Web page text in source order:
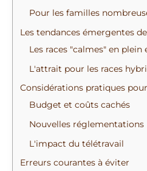
Pour les familles
Les tendances émergentes
Les races "calmes" en plein
L'attrait pour les races
Considérations pratiques
Budget et coûts cachés
Nouvelles réglementations
L'impact du télétravail
Erreurs courantes à éviter